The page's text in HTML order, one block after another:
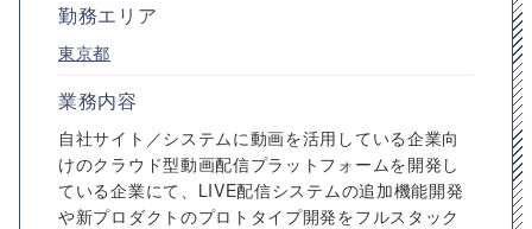
勤務エリア
東京都
業務内容
自社サイト／システムに動画を活用している企業向
けのクラウド型動画配信プラットフォームを開発し
ている企業にて、LIVE配信システムの追加機能開発
や新プロダクトのプロトタイプ開発をフルスタック